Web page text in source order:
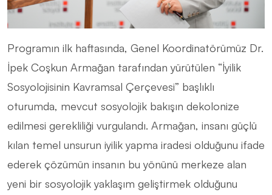
Programın ilk haftasında, Genel Koordinatörümüz Dr.
İpek Coşkun Armağan tarafından yürütülen “İyilik
Sosyolojisinin Kavramsal Çerçevesi” başlıklı
oturumda, mevcut sosyolojik bakışın dekolonize
edilmesi gerekliliği vurgulandı. Armağan, insanı güçlü
kılan temel unsurun iyilik yapma iradesi olduğunu ifade
ederek çözümün insanın bu yönünü merkeze alan
yeni bir sosyolojik yaklaşım geliştirmek olduğunu